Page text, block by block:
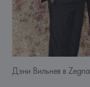
Дэни Вильнев в Zegna